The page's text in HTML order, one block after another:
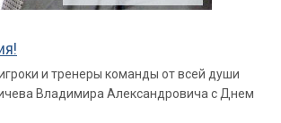
и тренеры команды от всей души
Владимира Александровича с Днем